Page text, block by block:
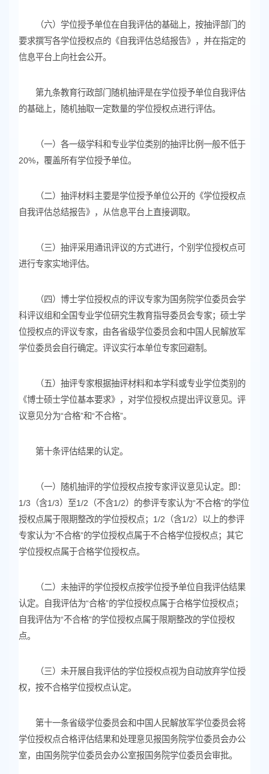
（六）学位授予单位在自我评估的基础上，按抽评部门的
要求撰写各学位授权点的《自我评估总结报告》，并在指定的
信息平台上向社会公开。
第九条教育行政部门随机抽评是在学位授予单位自我评估
的基础上，随机抽取一定数量的学位授权点进行评估。
（一）各一级学科和专业学位类别的抽评比例一般不低于
20%，覆盖所有学位授予单位。
（二）抽评材料主要是学位授予单位公开的《学位授权点
自我评估总结报告》，从信息平台上直接调取。
（三）抽评采用通讯评议的方式进行，个别学位授权点可
进行专家实地评估。
（四）博士学位授权点的评议专家为国务院学位委员会学
科评议组和全国专业学位研究生教育指导委员会专家；硕士学
位授权点的评议专家，由各省级学位委员会和中国人民解放军
学位委员会自行确定。评议实行本单位专家回避制。
（五）抽评专家根据抽评材料和本学科或专业学位类别的
《博士硕士学位基本要求》，对学位授权点提出评议意见。评
议意见分为“合格”和“不合格”。
第十条评估结果的认定。
（一）随机抽评的学位授权点按专家评议意见认定。即：
1/3（含1/3）至1/2（不含1/2）的参评专家认为“不合格”的学位
授权点属于限期整改的学位授权点；1/2（含1/2）以上的参评
专家认为“不合格”的学位授权点属于不合格学位授权点；其它
学位授权点属于合格学位授权点。
（二）未抽评的学位授权点按学位授予单位自我评估结果
认定。自我评估为“合格”的学位授权点属于合格学位授权点；
自我评估为“不合格”的学位授权点属于限期整改的学位授权
点。
（三）未开展自我评估的学位授权点视为自动放弃学位授
权，按不合格学位授权点认定。
第十一条省级学位委员会和中国人民解放军学位委员会将
学位授权点合格评估结果和处理意见报国务院学位委员会办公
室，由国务院学位委员会办公室报国务院学位委员会审批。